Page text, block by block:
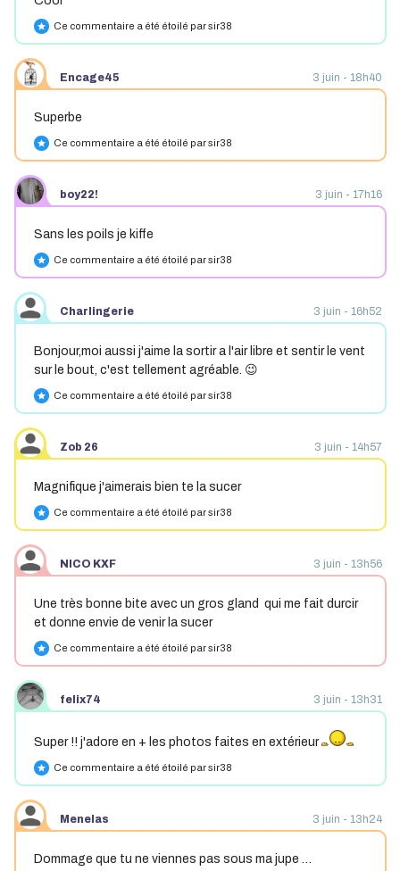
star Ce commentaire a été étoilé par sir38
Encage45 3 juin - 18h40
Superbe
star Ce commentaire a été étoilé par sir38
boy22! 3 juin - 17h16
Sans les poils je kiffe
star Ce commentaire a été étoilé par sir38
Charlingerie 3 juin - 16h52
Bonjour,moi aussi j'aime la sortir a l'air libre et sentir le vent
sur le bout, c'est tellement agréable. 😉
star Ce commentaire a été étoilé par sir38
Zob 26 3 juin - 14h57
Magnifique j'aimerais bien te la sucer
star Ce commentaire a été étoilé par sir38
NICO KXF 3 juin - 13h56
Une très bonne bite avec un gros gland qui me fait durcir
et donne envie de venir la sucer
star Ce commentaire a été étoilé par sir38
felix74 3 juin - 13h31
Super !! j'adore en + les photos faites en extérieur
star Ce commentaire a été étoilé par sir38
Menelas 3 juin - 13h24
Dommage que tu ne viennes pas sous ma jupe …